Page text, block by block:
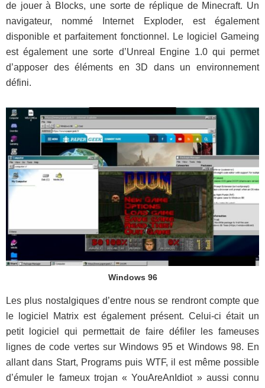
de jouer à Blocks, une sorte de réplique de Minecraft. Un
navigateur, nommé Internet Exploder, est également
disponible et parfaitement fonctionnel. Le logiciel Gameing
est également une sorte d’Unreal Engine 1.0 qui permet
d’apposer des éléments en 3D dans un environnement
défini.
Windows 96
Les plus nostalgiques d’entre nous se rendront compte que
le logiciel Matrix est également présent. Celui-ci était un
petit logiciel qui permettait de faire défiler les fameuses
lignes de code vertes sur Windows 95 et Windows 98. En
allant dans Start, Programs puis WTF, il est même possible
d’émuler le fameux trojan « YouAreAnIdiot » aussi connu